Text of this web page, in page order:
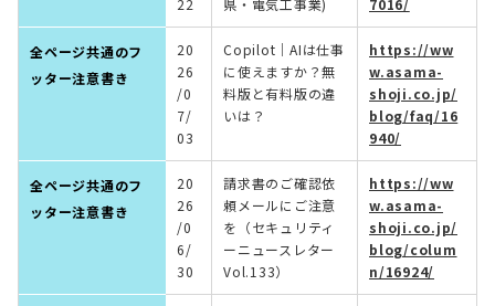
22
県・電気工事業)
7016/
全ページ共通のフ
ッター注意書き
20
26
/0
7/
03
Copilot｜AIは仕事
に使えますか？無
料版と有料版の違
いは？
https://ww
w.asama-
shoji.co.jp/
blog/faq/16
940/
全ページ共通のフ
ッター注意書き
20
26
/0
6/
30
請求書のご確認依
頼メールにご注意
を（セキュリティ
ーニュースレター
Vol.133）
https://ww
w.asama-
shoji.co.jp/
blog/colum
n/16924/